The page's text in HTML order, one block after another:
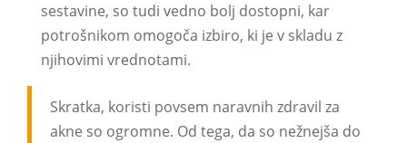
sestavine, so tudi vedno bolj dostopni, kar
potrošnikom omogoča izbiro, ki je v skladu z
njihovimi vrednotami.
Skratka, koristi povsem naravnih zdravil za
akne so ogromne. Od tega, da so nežnejša do